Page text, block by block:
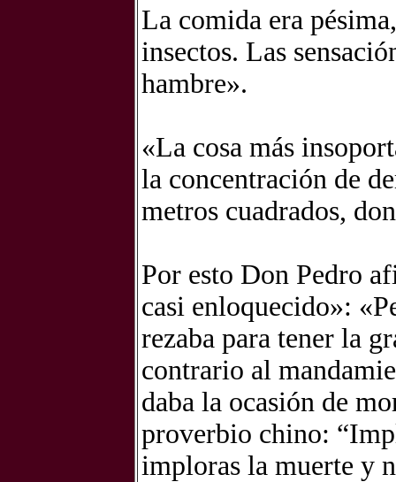
La comida era
insectos. Las
hambre».
«La cosa más
la concentración de
metros cuadrados,
Por esto Don Pedro
casi enloquecido»:
rezaba para tener la
contrario al
daba la ocasión de
proverbio chino:
imploras la muerte y